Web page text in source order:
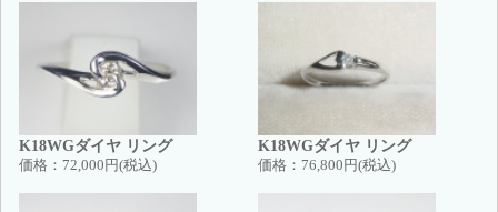
K18WGダイヤ リング
価格： 72,000円(税込)
K18WGダイヤ リング
価格： 76,800円(税込)